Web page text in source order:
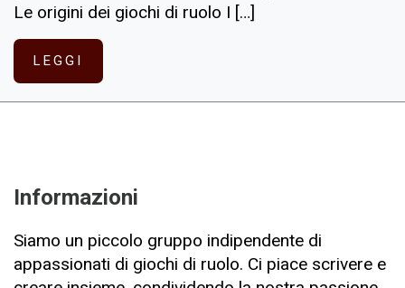
Le origini dei giochi di ruolo I […]
LEGGI
Informazioni
Siamo un piccolo gruppo indipendente di
appassionati di giochi di ruolo. Ci piace scrivere e